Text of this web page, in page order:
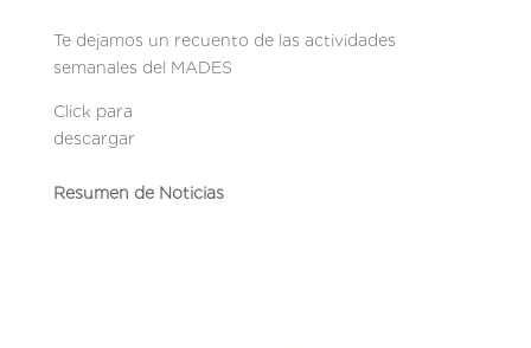
Te dejamos un recuento de las actividades
semanales del MADES
Click para
descargar
Resumen de Noticias